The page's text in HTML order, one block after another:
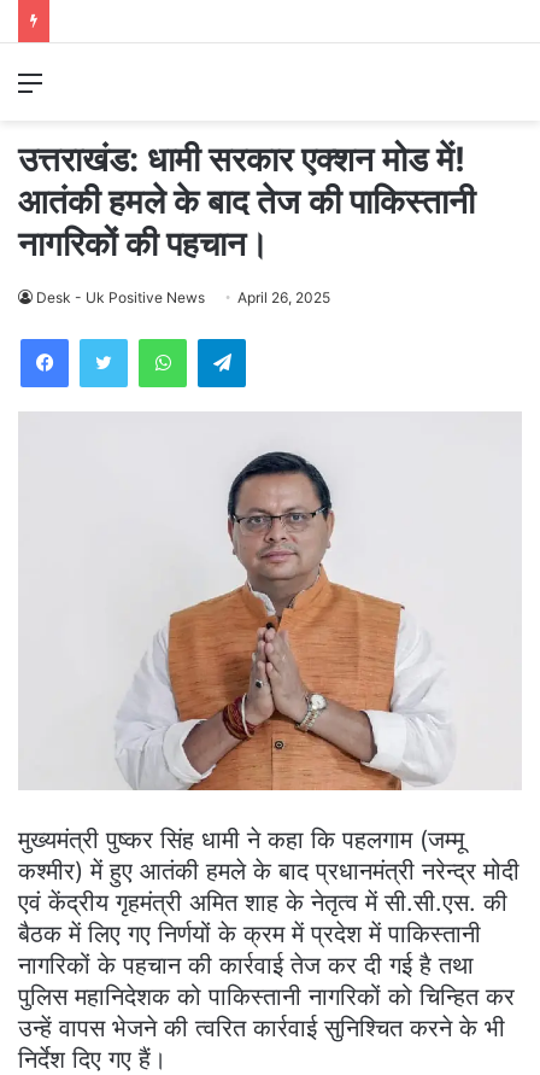
Menu
उत्तराखंड: धामी सरकार एक्शन मोड में!
आतंकी हमले के बाद तेज की पाकिस्तानी
नागरिकों की पहचान।
Desk - Uk Positive News April 26, 2025
WhatsAppTelegram
मुख्यमंत्री पुष्कर सिंह धामी ने कहा कि पहलगाम (जम्मू
कश्मीर) में हुए आतंकी हमले के बाद प्रधानमंत्री नरेन्द्र मोदी
एवं केंद्रीय गृहमंत्री अमित शाह के नेतृत्व में सी.सी.एस. की
बैठक में लिए गए निर्णयों के क्रम में प्रदेश में पाकिस्तानी
नागरिकों के पहचान की कार्रवाई तेज कर दी गई है तथा
पुलिस महानिदेशक को पाकिस्तानी नागरिकों को चिन्हित कर
उन्हें वापस भेजने की त्वरित कार्रवाई सुनिश्चित करने के भी
निर्देश दिए गए हैं।